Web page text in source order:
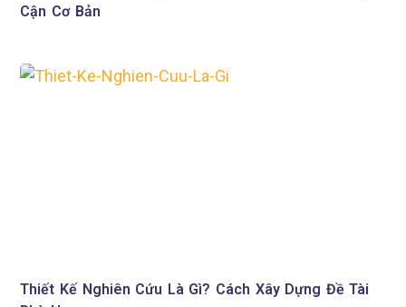
Cận Cơ Bản
Thiết Kế Nghiên Cứu Là Gì? Cách Xây Dựng Đề Tài